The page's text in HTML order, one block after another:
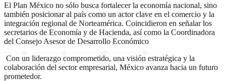
El Plan México no sólo busca fortalecer la economía nacional, sino
también posicionar al país como un actor clave en el comercio y la
integración regional de Norteamérica. Coincidieron en señalar los
secretarios de Economía y de Hacienda, así como la Coordinadora
del Consejo Asesor de Desarrollo Económico
Con un liderazgo comprometido, una visión estratégica y la
colaboración del sector empresarial, México avanza hacia un futuro
prometedor.